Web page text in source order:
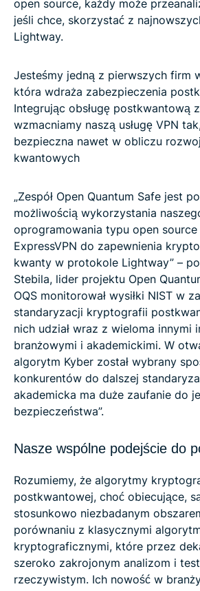
open source, każdy może
jeśli chce, skorzystać z
Lightway.
Jesteśmy jedną z pierwszych firm
która wdraża zabezpieczenia
Integrując obsługę postkwantową z
wzmacniamy naszą usługę VPN
bezpieczna nawet w obliczu
kwantowych
„Zespół Open Quantum Safe jest
możliwością wykorzystania
oprogramowania typu open
ExpressVPN do zapewnienia
kwanty w protokole Lightway” –
Stebila, lider projektu Open
OQS monitorował wysiłki NIST w
standaryzacji kryptografii
nich udział wraz z wieloma innymi
branżowymi i akademickimi. W
algorytm Kyber został wybrany
konkurentów do dalszej
akademicka ma duże zaufanie do
bezpieczeństwa”.
Nasze wspólne podejście do
Rozumiemy, że algorytmy
postkwantowej, choć obiecujące,
stosunkowo niezbadanym
porównaniu z klasycznymi
kryptograficznymi, które przez
szeroko zakrojonym analizom i
rzeczywistym. Ich nowość w